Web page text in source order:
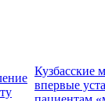
Кузбасские
впервые